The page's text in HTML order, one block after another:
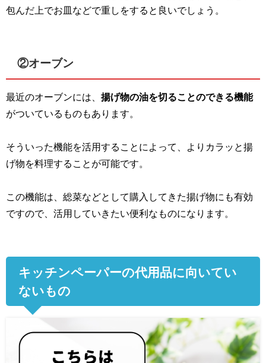
包んだ上でお皿などで重しをすると良いでしょう。
②オーブン
最近のオーブンには、 揚げ物の油を切ることのできる機能
がついているものもあります。
そういった機能を活用することによって、よりカラッと揚
げ物を料理することが可能です。
この機能は、総菜などとして購入してきた揚げ物にも有効
ですので、活用していきたい便利なものになります。
キッチンペーパーの代用品に向いてい
ないもの